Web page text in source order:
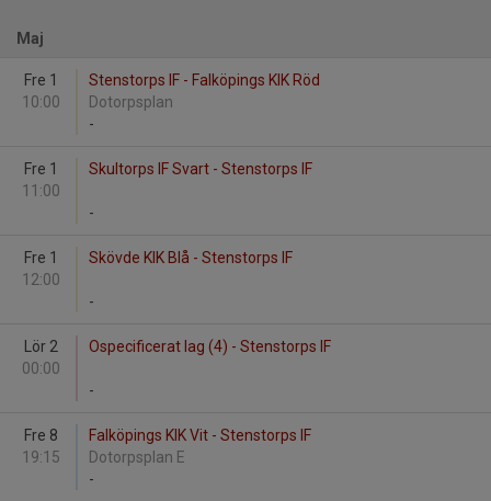
Maj
Fre 1
10:00
Stenstorps IF - Falköpings KIK Röd
Dotorpsplan
-
Fre 1
11:00
Skultorps IF Svart - Stenstorps IF
-
Fre 1
12:00
Skövde KIK Blå - Stenstorps IF
-
Lör 2
00:00
Ospecificerat lag (4) - Stenstorps IF
-
Fre 8
19:15
Falköpings KIK Vit - Stenstorps IF
Dotorpsplan E
-